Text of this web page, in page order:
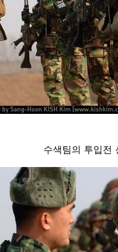
수색팀의 투입전